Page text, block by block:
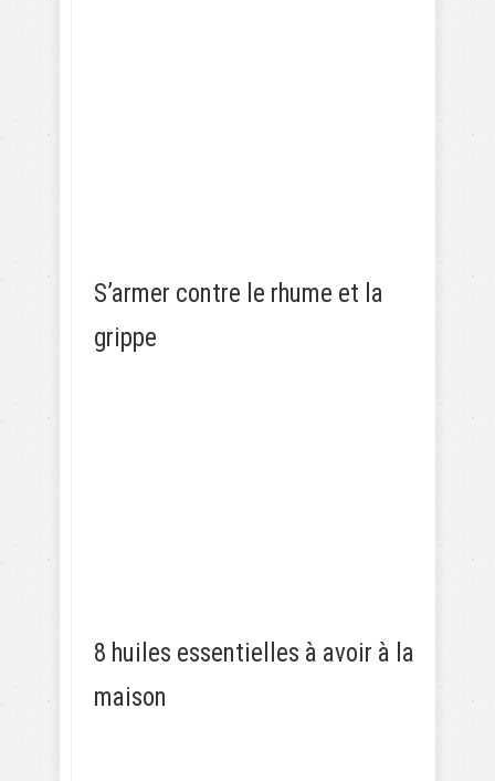
S’armer contre le rhume et la
grippe
8 huiles essentielles à avoir à la
maison